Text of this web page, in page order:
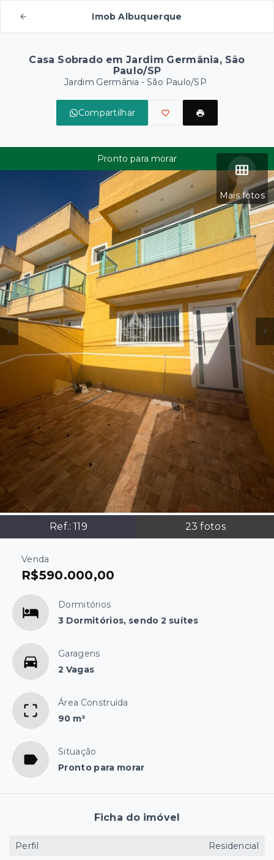
Imob Albuquerque
Casa Sobrado em Jardim Germânia, São
Paulo/SP
Jardim Germânia - São Paulo/SP
Compartilhar
Mais fotos
Ref.:119 23 fotos
Pronto para morar
Venda
R$590.000,00
Dormitórios
3 Dormitórios, sendo 2 suítes
Garagens
2 Vagas
Área Construída
90 m²
Situação
Pronto para morar
Ficha do imóvel
Perfil
Residencial